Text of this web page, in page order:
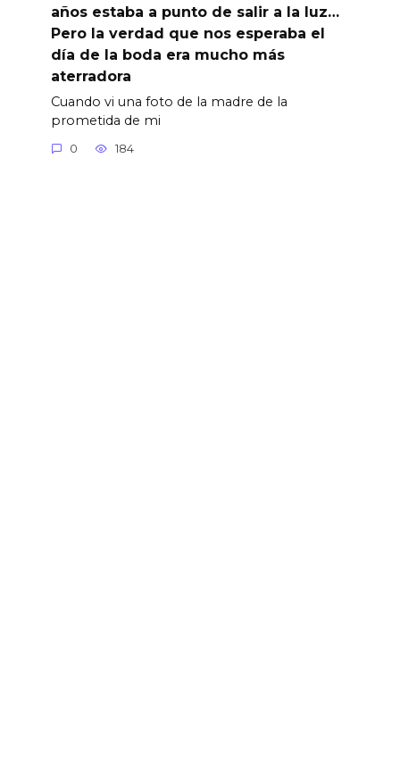
años estaba a punto de salir a la luz…
Pero la verdad que nos esperaba el
día de la boda era mucho más
aterradora
Cuando vi una foto de la madre de la
prometida de mi
0 184